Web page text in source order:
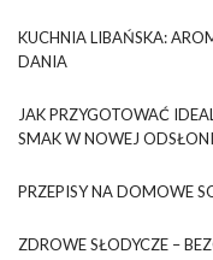
KUCHNIA LIBAŃSKA:
DANIA
JAK PRZYGOTOWAĆ
SMAK W NOWEJ
PRZEPISY NA DOMOWE
ZDROWE SŁODYCZE –